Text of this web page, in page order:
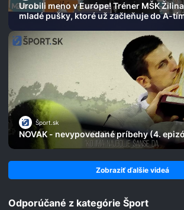
Urobili meno v Európe! Tréner MŠK
mladé pušky, ktoré už začleňuje do A-
Šport.sk
NOVAK - nevypovedané príbehy (4.
Zobraziť ďalšie videá
Odporúčané z kategórie Šport